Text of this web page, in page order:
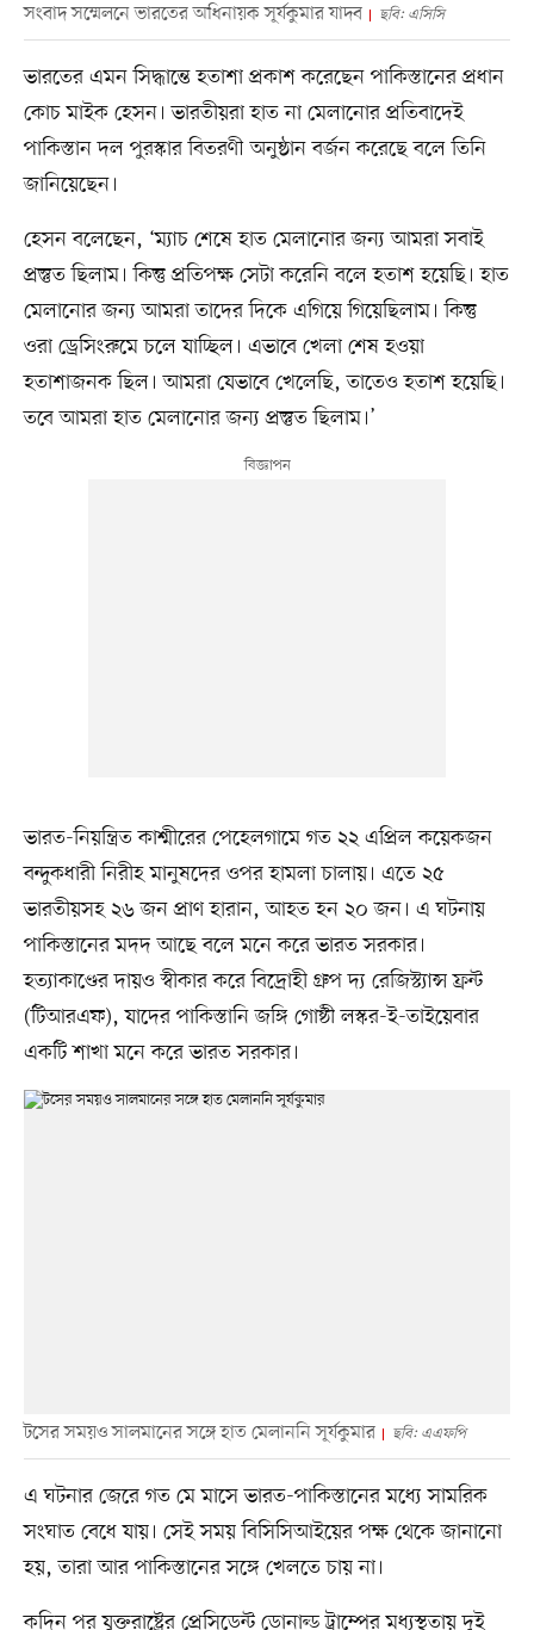
সংবাদ সম্মেলনে ভারতের অধিনায়ক সূর্যকুমার যাদব ছবি: এসিসি
ভারতের এমন সিদ্ধান্তে হতাশা প্রকাশ করেছেন পাকিস্তানের প্রধান
কোচ মাইক হেসন। ভারতীয়রা হাত না মেলানোর প্রতিবাদেই
পাকিস্তান দল পুরস্কার বিতরণী অনুষ্ঠান বর্জন করেছে বলে তিনি
জানিয়েছেন।
হেসন বলেছেন, ‘ম্যাচ শেষে হাত মেলানোর জন্য আমরা সবাই
প্রস্তুত ছিলাম। কিন্তু প্রতিপক্ষ সেটা করেনি বলে হতাশ হয়েছি। হাত
মেলানোর জন্য আমরা তাদের দিকে এগিয়ে গিয়েছিলাম। কিন্তু
ওরা ড্রেসিংরুমে চলে যাচ্ছিল। এভাবে খেলা শেষ হওয়া
হতাশাজনক ছিল। আমরা যেভাবে খেলেছি, তাতেও হতাশ হয়েছি।
তবে আমরা হাত মেলানোর জন্য প্রস্তুত ছিলাম।’
ভারত-নিয়ন্ত্রিত কাশ্মীরের পেহেলগামে গত ২২ এপ্রিল কয়েকজন
বন্দুকধারী নিরীহ মানুষদের ওপর হামলা চালায়। এতে ২৫
ভারতীয়সহ ২৬ জন প্রাণ হারান, আহত হন ২০ জন। এ ঘটনায়
পাকিস্তানের মদদ আছে বলে মনে করে ভারত সরকার।
হত্যাকাণ্ডের দায়ও স্বীকার করে বিদ্রোহী গ্রুপ দ্য রেজিস্ট্যান্স ফ্রন্ট
(টিআরএফ), যাদের পাকিস্তানি জঙ্গি গোষ্ঠী লস্কর-ই-তাইয়েবার
একটি শাখা মনে করে ভারত সরকার।
টসের সময়ও সালমানের সঙ্গে হাত মেলাননি সূর্যকুমার ছবি: এএফপি
এ ঘটনার জেরে গত মে মাসে ভারত-পাকিস্তানের মধ্যে সামরিক
সংঘাত বেধে যায়। সেই সময় বিসিসিআইয়ের পক্ষ থেকে জানানো
হয়, তারা আর পাকিস্তানের সঙ্গে খেলতে চায় না।
কদিন পর যুক্তরাষ্ট্রের প্রেসিডেন্ট ডোনাল্ড ট্রাম্পের মধ্যস্থতায় দুই